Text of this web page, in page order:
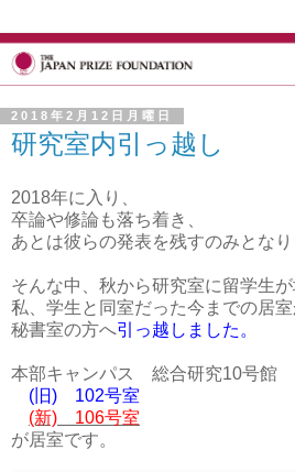
2018年2月12日月曜日
研究室内引っ越し
2018年に入り、
卒論や修論も落ち着き、
あとは彼らの発表を残すのみとなり
そんな中、秋から研究室に留学生が
私、学生と同室だった今までの居室
秘書室の方へ引っ越しました。
本部キャンパス 総合研究10号館
(旧) 102号室
(新) 106号室
が居室です。